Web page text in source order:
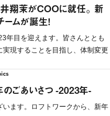
井翔茉がCOOに就任。 新
ームが誕生！
年目を迎えます。皆さんととも
実現することを目指し、体制変更
のごあいさつ -2023年-
ます。ロフトワークから、新年